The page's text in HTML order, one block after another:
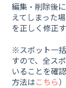
編集・削除後
えてしまった場
を正しく修正
※スポット一
すので、全ス
いることを確
方法はこちら）